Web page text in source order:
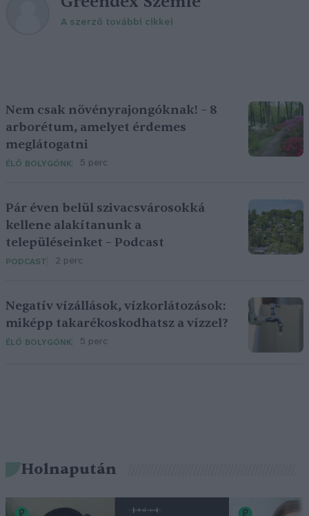
A szerző további cikkei
Nem csak növényrajongóknak! – 8
arborétum, amelyet érdemes
meglátogatni
ÉLŐ BOLYGÓNK 5 perc
Pár éven belül szivacsvárosokká
kellene alakítanunk a
településeinket – Podcast
PODCAST 2 perc
Negatív vízállások, vízkorlátozások:
miképp takarékoskodhatsz a vízzel?
ÉLŐ BOLYGÓNK 5 perc
Holnapután